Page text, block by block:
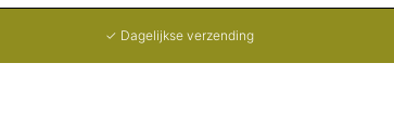
✓ Dagelijkse verzending